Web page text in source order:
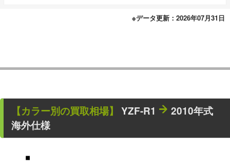
※データ更新：2026年07月31日
【カラー別の買取相場】 YZF-R1
2010年式
海外仕様
■